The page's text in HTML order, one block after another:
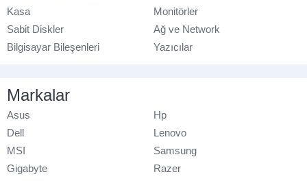
Kasa
Monitörler
Sabit Diskler
Ağ ve Network
Bilgisayar Bileşenleri
Yazıcılar
Markalar
Asus
Hp
Dell
Lenovo
MSI
Samsung
Gigabyte
Razer